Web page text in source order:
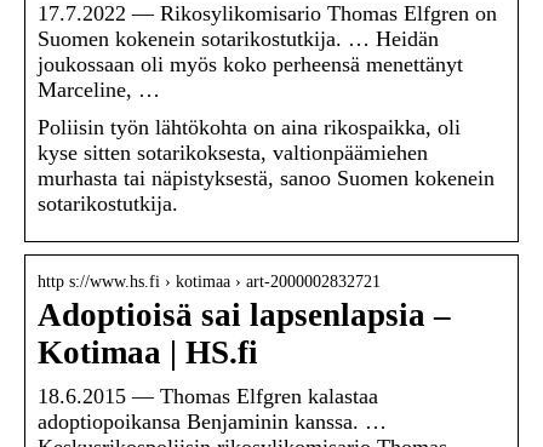
17.7.2022 — Rikosylikomisario Thomas Elfgren on
Suomen kokenein sotarikostutkija. … Heidän
joukossaan oli myös koko perheensä menettänyt
Marceline, …
Poliisin työn lähtökohta on aina rikospaikka, oli
kyse sitten sotarikoksesta, valtion­päämiehen
murhasta tai näpistyksestä, sanoo Suomen kokenein
sotarikos­tutkija.
http s://www.hs.fi › kotimaa › art-2000002832721
Adoptioisä sai lapsenlapsia –
Kotimaa | HS.fi
18.6.2015 — Thomas Elfgren kalastaa
adoptiopoikansa Benjaminin kanssa. …